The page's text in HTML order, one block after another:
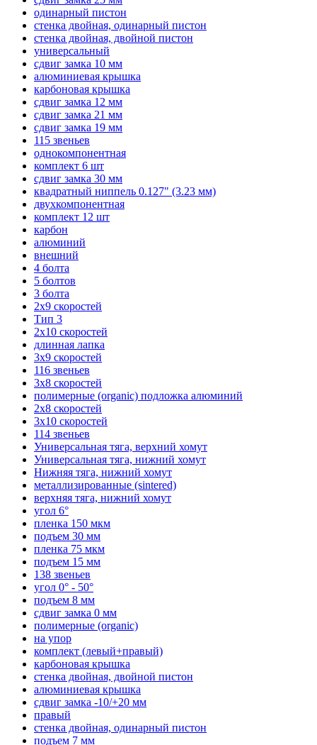
одинарный пистон
стенка двойная, одинарный пистон
стенка двойная, двойной пистон
универсальный
сдвиг замка 10 мм
алюминиевая крышка
карбоновая крышка
сдвиг замка 12 мм
сдвиг замка 21 мм
сдвиг замка 19 мм
115 звеньев
однокомпонентная
комплект 6 шт
сдвиг замка 30 мм
квадратный ниппель 0.127" (3.23 мм)
двухкомпонентная
комплект 12 шт
карбон
алюминий
внешний
4 болта
5 болтов
3 болта
2х9 скоростей
Тип 3
2х10 скоростей
длинная лапка
3х9 скоростей
116 звеньев
3х8 скоростей
полимерные (organic) подложка алюминий
2х8 скоростей
3х10 скоростей
114 звеньев
Универсальная тяга, верхний хомут
Универсальная тяга, нижний хомут
Нижняя тяга, нижний хомут
металлизированные (sintered)
верхняя тяга, нижний хомут
угол 6°
пленка 150 мкм
подъем 30 мм
пленка 75 мкм
подъем 15 мм
138 звеньев
угол 0° - 50°
подъем 8 мм
сдвиг замка 0 мм
полимерные (organic)
на упор
комплект (левый+правый)
карбоновая крышка
стенка двойная, двойной пистон
алюминиевая крышка
сдвиг замка -10/+20 мм
правый
стенка двойная, одинарный пистон
подъем 7 мм